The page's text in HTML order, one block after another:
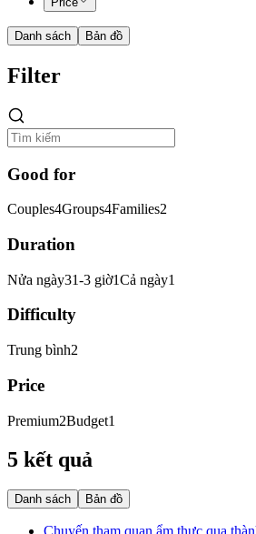
Danh sách Bản đồ
Filter
Good for
Couples4Groups4Families2
Duration
Nửa ngày31-3 giờ1Cả ngày1
Difficulty
Trung bình2
Price
Premium2Budget1
5 kết quả
Danh sách Bản đồ